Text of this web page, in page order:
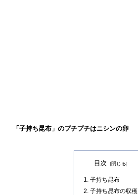
「子持ち昆布」のプチプチはニシンの卵
目次
子持ち昆布
子持ち昆布の収穫